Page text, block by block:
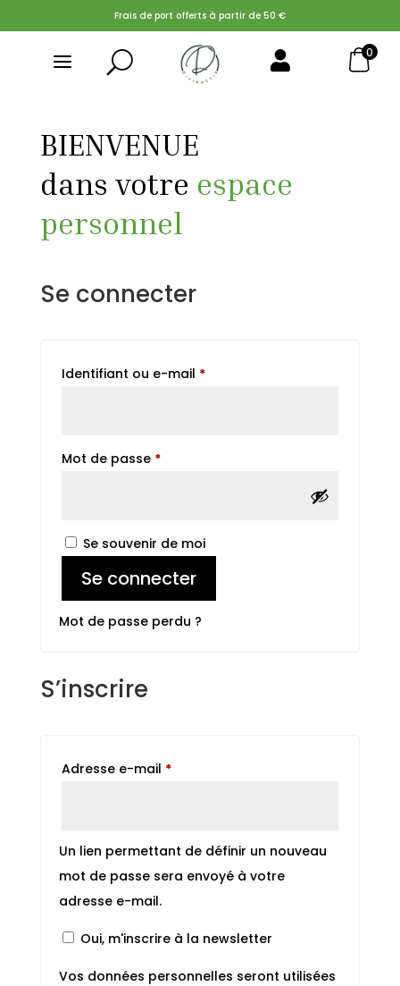
Frais de port offerts à partir de 50 €
U  0
BIENVENUE
dans votre espace
personnel
Se connecter
Identifiant ou e-mail *Obligatoire
Mot de passe *Obligatoire
Se souvenir de moi
Se connecter
Mot de passe perdu ?
S’inscrire
Adresse e-mail *Obligatoire
Un lien permettant de définir un nouveau
mot de passe sera envoyé à votre
adresse e-mail.
Oui, m'inscrire à la newsletter
Vos données personnelles seront utilisées